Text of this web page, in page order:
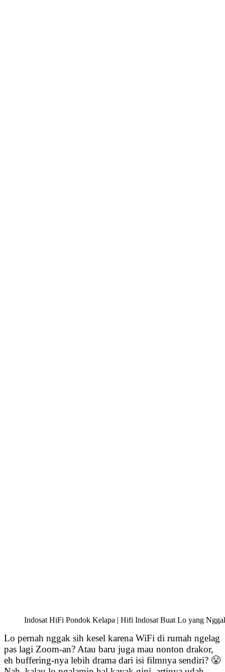
Indosat HiFi Pondok Kelapa | Hifi Indosat Buat Lo yang
Lo pernah nggak sih kesel karena WiFi di rumah ngelag
pas lagi Zoom-an? Atau baru juga mau nonton drakor,
eh buffering-nya lebih drama dari isi filmnya sendiri? 😤